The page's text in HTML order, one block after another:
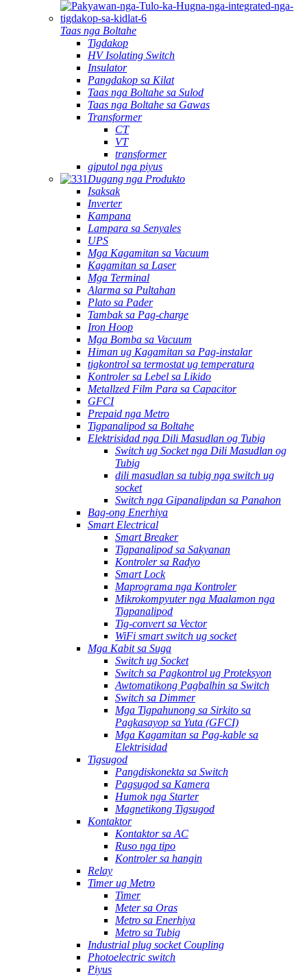
Taas nga Boltahe
Tigdakop
HV Isolating Switch
Insulator
Pangdakop sa Kilat
Taas nga Boltahe sa Sulod
Taas nga Boltahe sa Gawas
Transformer
CT
VT
transformer
giputol nga piyus
Dugang nga Produkto
Isaksak
Inverter
Kampana
Lampara sa Senyales
UPS
Mga Kagamitan sa Vacuum
Kagamitan sa Laser
Mga Terminal
Alarma sa Pultahan
Plato sa Pader
Tambak sa Pag-charge
Iron Hoop
Mga Bomba sa Vacuum
Himan ug Kagamitan sa Pag-instalar
tigkontrol sa termostat ug temperatura
Kontroler sa Lebel sa Likido
Metallzed Film Para sa Capacitor
GFCI
Prepaid nga Metro
Tigpanalipod sa Boltahe
Elektrisidad nga Dili Masudlan og Tubig
Switch ug Socket nga Dili Masudlan og
Tubig
dili masudlan sa tubig nga switch ug
socket
Switch nga Gipanalipdan sa Panahon
Bag-ong Enerhiya
Smart Electrical
Smart Breaker
Tigpanalipod sa Sakyanan
Kontroler sa Radyo
Smart Lock
Maprograma nga Kontroler
Mikrokompyuter nga Maalamon nga
Tigpanalipod
Tig-convert sa Vector
WiFi smart switch ug socket
Mga Kabit sa Suga
Switch ug Socket
Switch sa Pagkontrol ug Proteksyon
Awtomatikong Pagbalhin sa Switch
Switch sa Dimmer
Mga Tigpahunong sa Sirkito sa
Pagkasayop sa Yuta (GFCI)
Mga Kagamitan sa Pag-kable sa
Elektrisidad
Tigsugod
Pangdiskonekta sa Switch
Pagsugod sa Kamera
Humok nga Starter
Magnetikong Tigsugod
Kontaktor
Kontaktor sa AC
Ruso nga tipo
Kontroler sa hangin
Relay
Timer ug Metro
Timer
Meter sa Oras
Metro sa Enerhiya
Metro sa Tubig
Industrial plug socket Coupling
Photoelectric switch
Piyus